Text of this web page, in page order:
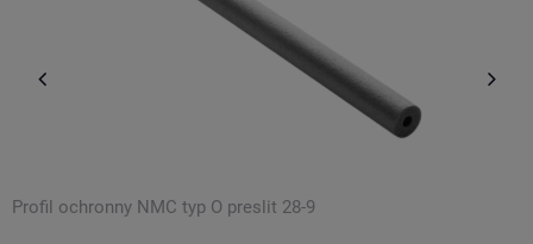
Profil ochronny NMC typ O preslit 28-9